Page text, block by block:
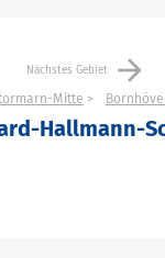
Nächstes Gebiet arrow_forward
Mitte
Hallmann-